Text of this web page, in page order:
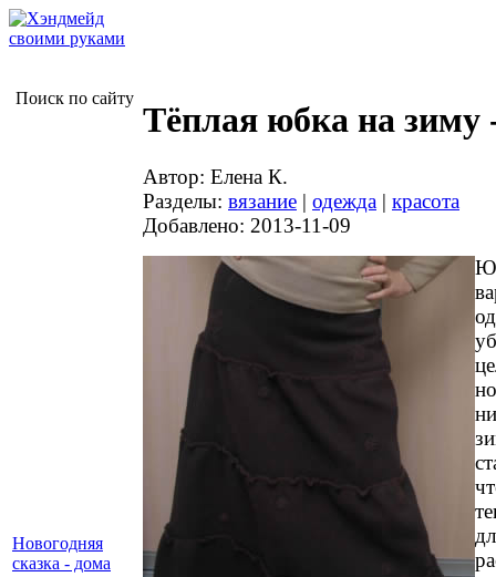
Поиск по сайту
Тёплая юбка на зиму
Автор: Елена К.
Разделы: вязание | одежда | красота
Добавлено: 2013-11-09
Новогодняя
сказка - дома